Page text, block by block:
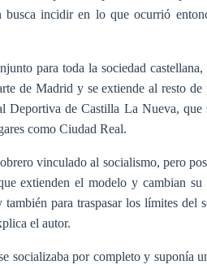
busca incidir en lo que ocurrió
para toda la sociedad
de Madrid y se extiende al resto
Deportiva de Castilla La Nueva,
como Ciudad Real.
vinculado al socialismo, pero
extienden el modelo y cambian
para traspasar los límites
el autor.
socializaba por completo y suponía